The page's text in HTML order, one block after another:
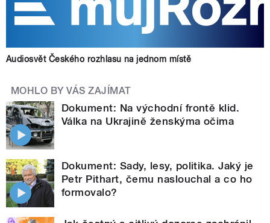
Audiosvět Českého rozhlasu na jednom místě
MOHLO BY VÁS ZAJÍMAT
Dokument: Na východní frontě klid.
Válka na Ukrajině ženskýma očima
Dokument: Sady, lesy, politika. Jaký je
Petr Pithart, čemu naslouchal a co ho
formovalo?